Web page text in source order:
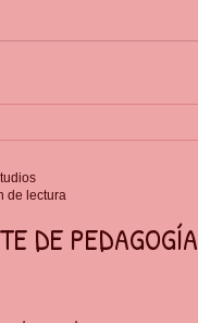
DE PEDAGOGÍA
de lectura